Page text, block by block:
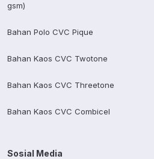
gsm)
Bahan Polo CVC Pique
Bahan Kaos CVC Twotone
Bahan Kaos CVC Threetone
Bahan Kaos CVC Combicel
Sosial Media